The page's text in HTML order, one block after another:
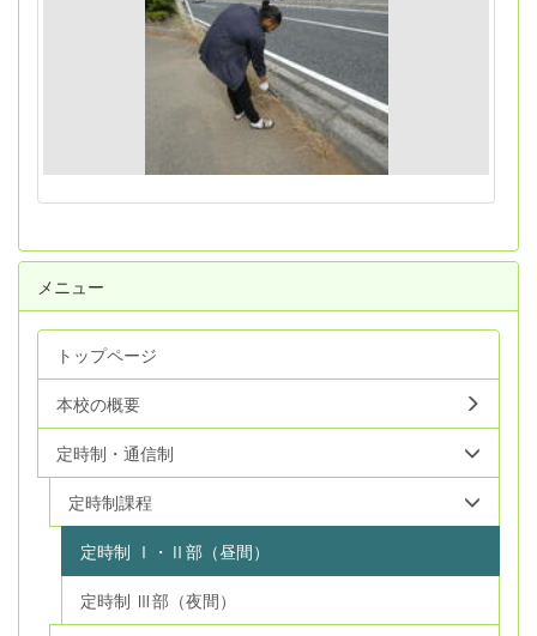
メニュー
トップページ
本校の概要
定時制・通信制
定時制課程
定時制 Ⅰ・Ⅱ部（昼間）
定時制 Ⅲ部（夜間）